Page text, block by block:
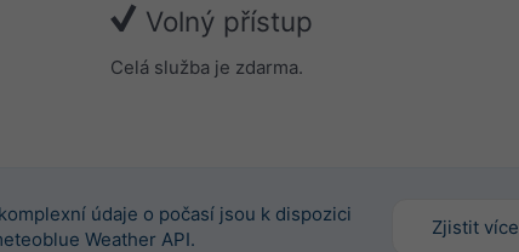
Volný přístup
Celá služba je zdarma.
údaje o počasí jsou k dispozici
Weather API.
Zjistit více